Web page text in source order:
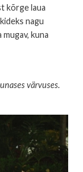
kõrge laua
nagu
kuna
värvuses.